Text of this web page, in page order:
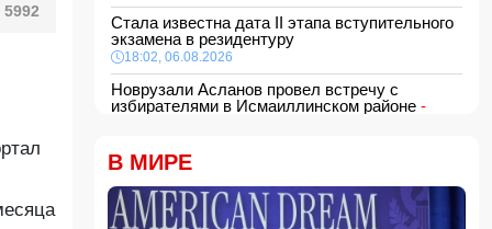
5992
Стала известна дата II этапа вступительного
экзамена в резидентуру
18:02, 06.08.2026
Новрузали Асланов провел встречу с
избирателями в Исмаиллинском районе -
«Новые технологии формируют новые
профессии на рынке труда» — эксперт
16:48, 06.08.2026
В МИРЕ